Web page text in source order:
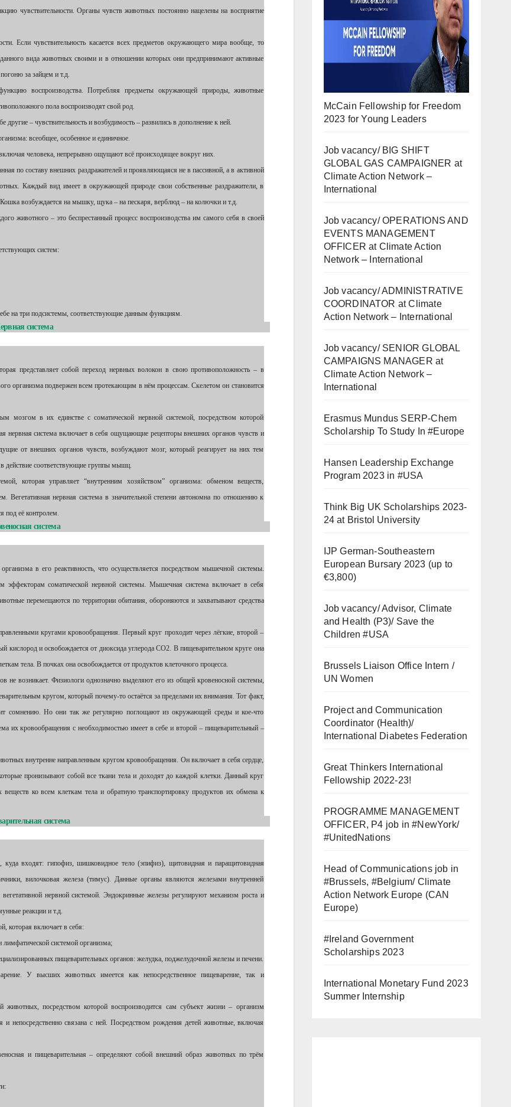
чувствительности. Органы чувств животных постоянно нацелены на восприятие
Если чувствительность касается всех предметов окружающего мира вообще, то
вида животных своими и в отношении которых они предпринимают активные
за зайцем и т.д.
воспроизводства. Потребляя предметы окружающей природы, животные
пола воспроизводят свой род.
– чувствительность и возбудимость – развились в дополнение к ней.
всеобщее, особенное и единичное.
человека, непрерывно ощущают всё происходящее вокруг них.
по составу внешних раздражителей и проявляющаяся не в пассивной, а в активной
Каждый вид имеет в окружающей природе свои собственные раздражители, в
возбуждается на мышку, щука – на пескаря, верблюд – на колючки и т.д.
животного – это беспрестанный процесс воспроизводства им самого себя в своей
систем:
на три подсистемы, соответствующие данным функциям.
система
представляет собой переход нервных волокон в свою противоположность – в
организма подвержен всем протекающим в нём процессам. Скелетом он становится
мозгом в их единстве с соматической нервной системой, посредством которой
нервная система включает в себя ощущающие рецепторы внешних органов чувств и
от внешних органов чувств, возбуждают мозг, который реагирует на них тем
действие соответствующие группы мышц.
которая управляет “внутренним хозяйством” организма: обменом веществ,
нервная система в значительной степени автономна по отношению к
под её контролем.
система
в его реактивность, что осуществляется посредством мышечной системы.
соматической нервной системы. Мышечная система включает в себя
перемещаются по территории обитания, обороняются и захватывают средства
кругами кровообращения. Первый круг проходит через лёгкие, второй –
кислород и освобождается от диоксида углерода СО2. В пищеварительном круге она
тела. В почках она освобождается от продуктов клеточного процесса.
не возникает. Физиологи однозначно выделяют его из общей кровеносной системы,
кругом, который почему-то остаётся за пределами их внимания. Тот факт,
сомнению. Но они так же регулярно поглощают из окружающей среды и кое-что
их кровообращения с необходимостью имеет в себе и второй – пищеварительный –
внутренне направленным кругом кровообращения. Он включает в себя сердце,
пронизывают собой все ткани тела и доходят до каждой клетки. Данный круг
веществ ко всем клеткам тела и обратную транспортировку продуктов их обмена к
система
куда входят: гипофиз, шишковидное тело (эпифиз), щитовидная и паращитовидная
вилочковая железа (тимус). Данные органы являются железами внутренней
вегетативной нервной системой. Эндокринные железы регулируют механизм роста и
реакции и т.д.
которая включает в себя:
системой организма;
пищеварительных органов: желудка, поджелудочной железы и печени.
У высших животных имеется как непосредственное пищеварение, так и
животных, посредством которой воспроизводится сам субъект жизни – организм
непосредственно связана с ней. Посредством рождения детей животные, включая
и пищеварительная – определяют собой внешний образ животных по трём
McCain Fellowship for Freedom
2023 for Young Leaders
Job vacancy/ BIG SHIFT
GLOBAL GAS CAMPAIGNER at
Climate Action Network –
International
Job vacancy/ OPERATIONS AND
EVENTS MANAGEMENT
OFFICER at Climate Action
Network – International
Job vacancy/ ADMINISTRATIVE
COORDINATOR at Climate
Action Network – International
Job vacancy/ SENIOR GLOBAL
CAMPAIGNS MANAGER at
Climate Action Network –
International
Erasmus Mundus SERP-Chem
Scholarship To Study In #Europe
Hansen Leadership Exchange
Program 2023 in #USA
Think Big UK Scholarships 2023-
24 at Bristol University
IJP German-Southeastern
European Bursary 2023 (up to
€3,800)
Job vacancy/ Advisor, Climate
and Health (P3)/ Save the
Children #USA
Brussels Liaison Office Intern /
UN Women
Project and Communication
Coordinator (Health)/
International Diabetes Federation
Great Thinkers International
Fellowship 2022-23!
PROGRAMME MANAGEMENT
OFFICER, P4 job in #NewYork/
#UnitedNations
Head of Communications job in
#Brussels, #Belgium/ Climate
Action Network Europe (CAN
Europe)
#Ireland Government
Scholarships 2023
International Monetary Fund 2023
Summer Internship